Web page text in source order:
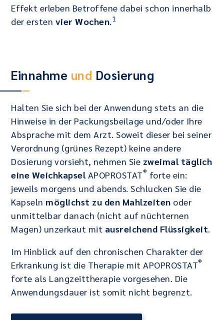
Effekt erleben Betroffene dabei schon innerhalb
der ersten vier Wochen.1
Einnahme und Dosierung
Halten Sie sich bei der Anwendung stets an die
Hinweise in der Packungsbeilage und/oder Ihre
Absprache mit dem Arzt. Soweit dieser bei seiner
Verordnung (grünes Rezept) keine andere
Dosierung vorsieht, nehmen Sie zweimal täglich
eine WeichkapselAPOPROSTAT® forte ein:
jeweils morgens und abends. Schlucken Sie die
Kapseln möglichst zu den Mahlzeiten oder
unmittelbar danach (nicht auf nüchternen
Magen) unzerkaut mit ausreichend Flüssigkeit.
Im Hinblick auf den chronischen Charakter der
Erkrankung ist die Therapie mit APOPROSTAT®
forte als Langzeittherapie vorgesehen. Die
Anwendungsdauer ist somit nicht begrenzt.